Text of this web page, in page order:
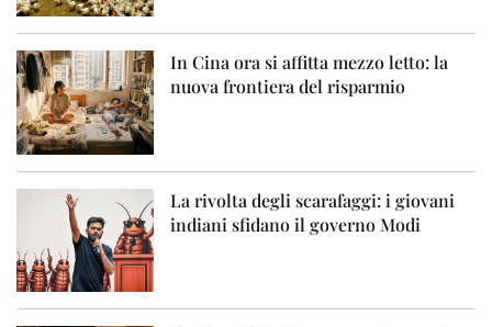
In Cina ora si affitta mezzo letto: la
nuova frontiera del risparmio
La rivolta degli scarafaggi: i giovani
indiani sfidano il governo Modi